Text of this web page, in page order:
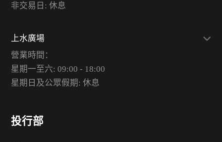
非交易日: 休息
上水廣場
營業時間：
星期一至六: 09:00 - 18:00
星期日及公眾假期: 休息
投行部